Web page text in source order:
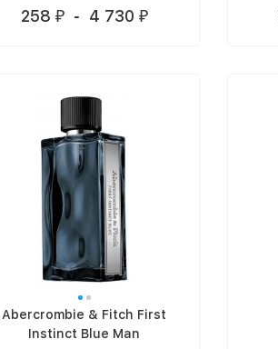
258 ₽ - 4 730 ₽
Abercrombie & Fitch First
Instinct Blue Man